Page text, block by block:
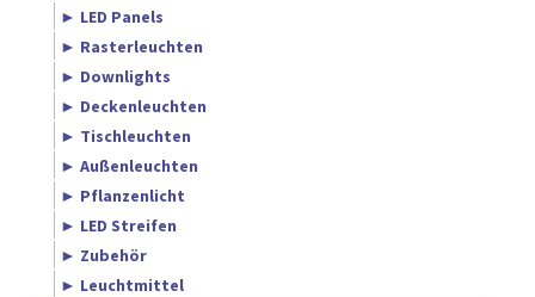
► LED Panels
► Rasterleuchten
► Downlights
► Deckenleuchten
► Tischleuchten
► Außenleuchten
► Pflanzenlicht
► LED Streifen
► Zubehör
► Leuchtmittel